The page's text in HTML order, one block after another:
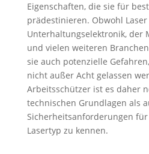
Eigenschaften, die sie für
prädestinieren. Obwohl
Unterhaltungselektronik, der
und vielen weiteren
sie auch potenzielle
nicht außer Acht gelassen
Arbeitsschützer ist es daher
technischen Grundlagen als
Sicherheitsanforderungen
Lasertyp zu kennen.